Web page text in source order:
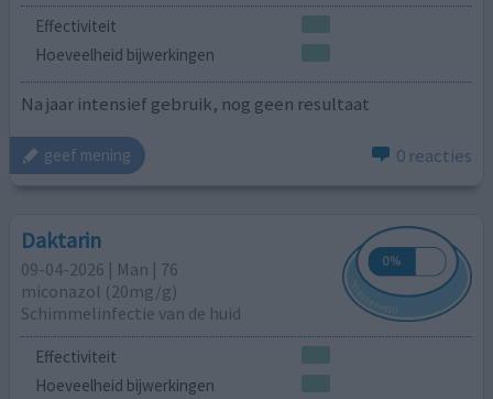
Effectiviteit
Hoeveelheid bijwerkingen
Na jaar intensief gebruik, nog geen resultaat
geef mening 0 reacties
Daktarin
09-04-2026 | Man | 76
miconazol (20mg/g)
Schimmelinfectie van de huid
Effectiviteit
Hoeveelheid bijwerkingen